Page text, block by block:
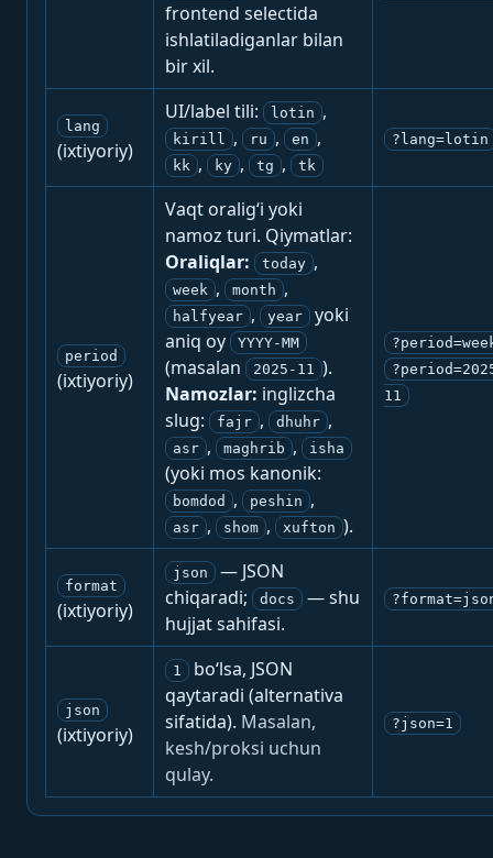
frontend selectida
ishlatiladiganlar bilan
bir xil.
lang
(ixtiyoriy)
UI/label tili: lotin ,
kirill , ru , en ,
kk , ky , tg , tk
?lang=lotin
period
(ixtiyoriy)
Vaqt oralig‘i yoki
namoz turi. Qiymatlar:
Oraliqlar:
today ,
week , month ,
halfyear , year
yoki
aniq oy
YYYY-MM
(masalan 2025-11 ).
Namozlar: inglizcha
slug:
fajr , dhuhr ,
asr , maghrib , isha
(yoki mos kanonik:
bomdod , peshin ,
asr , shom , xufton ).
11
format
(ixtiyoriy)
json
— JSON
chiqaradi;
docs
— shu
hujjat sahifasi.
json
(ixtiyoriy)
1
bo‘lsa, JSON
qaytaradi (alternativa
sifatida). Masalan,
kesh/proksi uchun
qulay.
?json=1